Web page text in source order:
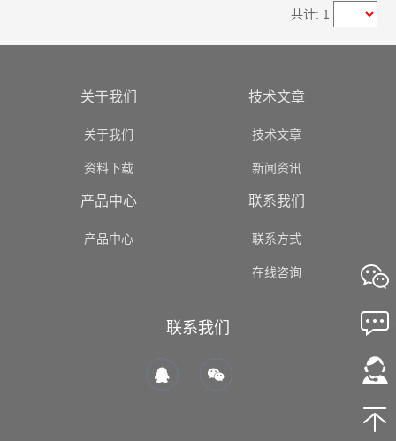
共计: 1
关于我们
关于我们
资料下载
技术文章
技术文章
新闻资讯
产品中心
产品中心
联系我们
联系方式
在线咨询
联系我们